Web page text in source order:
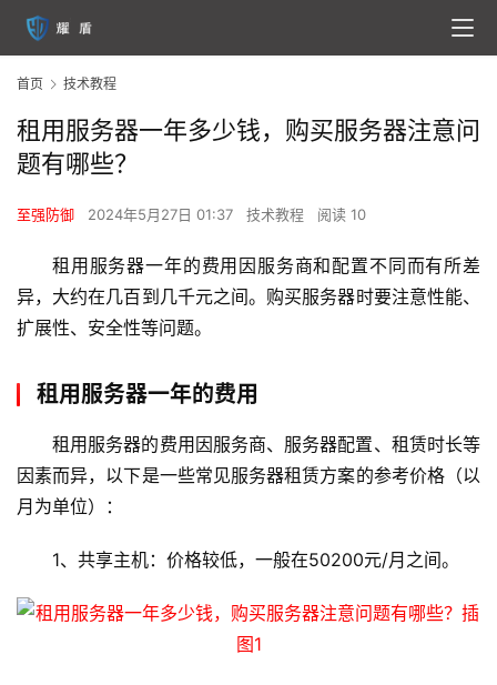
首页 技术教程
租用服务器一年多少钱，购买服务器注意问
题有哪些？
至强防御 2024年5月27日 01:37 技术教程 阅读 10
租用服务器一年的费用因服务商和配置不同而有所差
异，大约在几百到几千元之间。购买服务器时要注意性能、
扩展性、安全性等问题。
租用服务器一年的费用
租用服务器的费用因服务商、服务器配置、租赁时长等
因素而异，以下是一些常见服务器租赁方案的参考价格（以
月为单位）：
1、共享主机：价格较低，一般在50200元/月之间。